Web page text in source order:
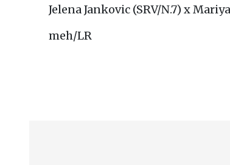
Jelena Jankovic (SRV/N.7) x
meh/LR